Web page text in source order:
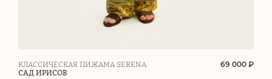
КЛАССИЧЕСКАЯ ПИЖАМА SERENA
САД ИРИСОВ
69 000 ₽